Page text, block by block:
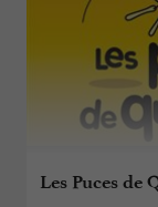
Les Puces de